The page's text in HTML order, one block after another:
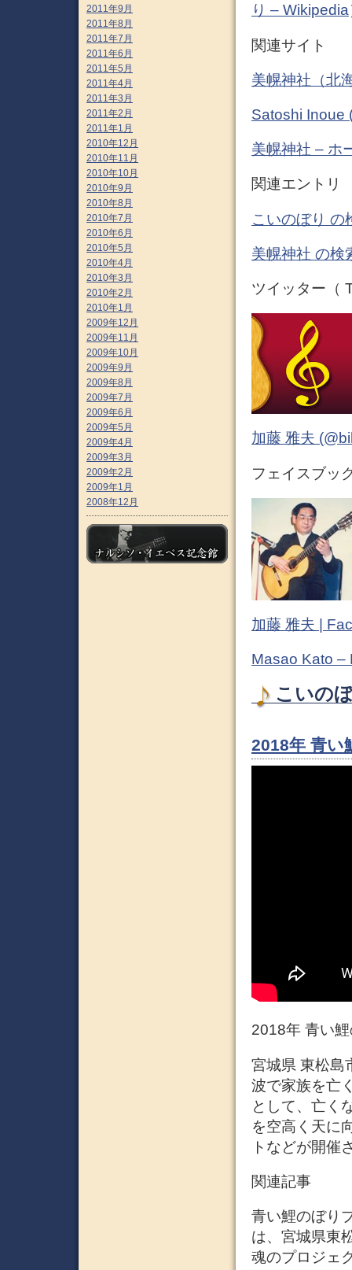
り – Wikipedia
関連サイト
美幌神社（北
Satoshi Inoue
美幌神社 – ホ
関連エントリ
こいのぼり の
美幌神社 の検
ツイッター（
加藤 雅夫
フェイスブッ
加藤 雅夫 |
Masao Kato –
こいの
2018年 青い
2018年 青い
宮城県 東松島
波で家族を亡
として、亡く
を空高く天に
トなどが開催
関連記事
青い鯉のぼり
は、宮城県東
魂のプロジェ
2011年9月
2011年8月
2011年7月
2011年6月
2011年5月
2011年4月
2011年3月
2011年2月
2011年1月
2010年12月
2010年11月
2010年10月
2010年9月
2010年8月
2010年7月
2010年6月
2010年5月
2010年4月
2010年3月
2010年2月
2010年1月
2009年12月
2009年11月
2009年10月
2009年9月
2009年8月
2009年7月
2009年6月
2009年5月
2009年4月
2009年3月
2009年2月
2009年1月
2008年12月